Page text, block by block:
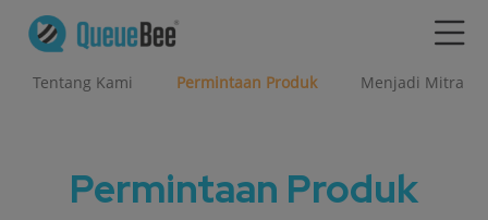
Tentang Kami Permintaan Produk Menjadi Mitra
Permintaan Produk